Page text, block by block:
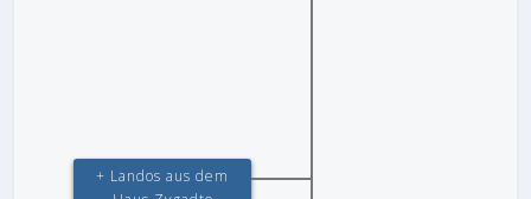
+ Landos aus dem